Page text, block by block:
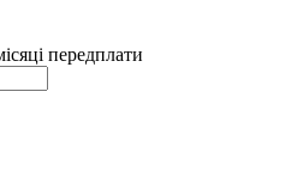
передплати